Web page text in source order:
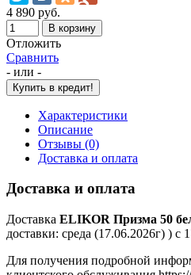
4 890 руб.
Отложить
Сравнить
- или -
Характеристики
Описание
Отзывы (0)
Доставка и оплата
Доставка и оплата
Доставка ELIKOR Призма 50
доставки: среда (17.06.2026г) )
Для получения подробной